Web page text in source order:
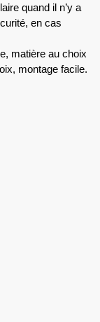
quand il n’y a
en cas
matière au choix
montage facile.